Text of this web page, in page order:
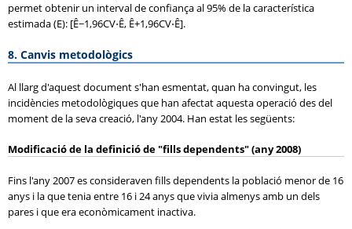
permet obtenir un interval de confiança al 95% de la característica
estimada (E): [Ê−1,96CV⋅Ê, Ê+1,96CV⋅Ê].
8. Canvis metodològics
Al llarg d'aquest document s'han esmentat, quan ha convingut, les
incidències metodològiques que han afectat aquesta operació des del
moment de la seva creació, l'any 2004. Han estat les següents:
Modificació de la definició de "fills dependents" (any 2008)
Fins l'any 2007 es consideraven fills dependents la població menor de 16
anys i la que tenia entre 16 i 24 anys que vivia almenys amb un dels
pares i que era econòmicament inactiva.